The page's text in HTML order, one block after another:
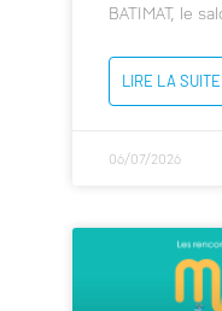
BATIMAT, le
LIRE LA SUITE
06/07/2026